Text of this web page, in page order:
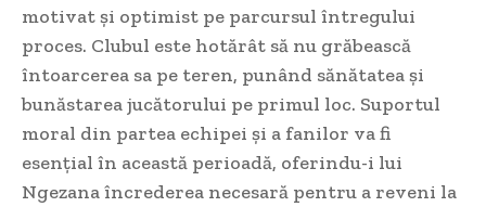
motivat și optimist pe parcursul întregului
proces. Clubul este hotărât să nu grăbească
întoarcerea sa pe teren, punând sănătatea și
bunăstarea jucătorului pe primul loc. Suportul
moral din partea echipei și a fanilor va fi
esențial în această perioadă, oferindu-i lui
Ngezana încrederea necesară pentru a reveni la